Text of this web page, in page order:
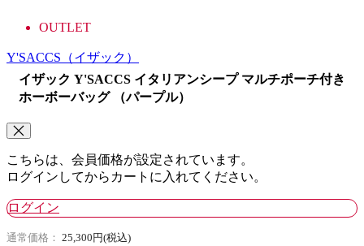
OUTLET
Y'SACCS （イザック）
イザック Y'SACCS イタリアンシープ マルチポーチ付き
ホーボーバッグ （パープル）
こちらは、会員価格が設定されています。
ログインしてからカートに入れてください。
ログイン
通常価格： 25,300円(税込)